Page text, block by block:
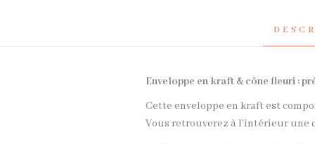
Enveloppe en kraft & cône fleuri :
Cette enveloppe en kraft est
Vous retrouverez à l’intérieur une